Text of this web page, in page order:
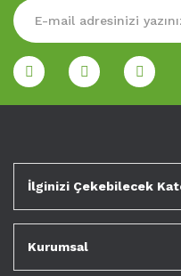
İlginizi Çekebilecek
Kurumsal